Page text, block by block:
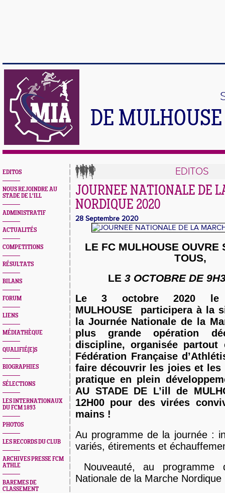
DE
EDITOS
NOUS REJOINDRE AU
STADE DE L'ILL
ADMINISTRATIF
ACTUALITÉS
COMPETITIONS
RÉSULTATS
BILANS
FORUM
LIENS
MÉDIATHÈQUE
QUALIFIÉ(E)S
BIOGRAPHIES
SÉLECTIONS
LES INTERNATIONAUX
DU FCM 1893
PHOTOS
LES RECORDS DU CLUB
ARCHIVES PRESSE FCM
ATHLE
BAREMES DE
CLASSEMENT
EDITOS
JOURNEE NATIONALE DE
NORDIQUE 2020
28 Septembre 2020
LE FC MULHOUSE OUVRE
TOUS,
LE 3 OCTOBRE DE
Le 3 octobre 2020
MULHOUSE participera à la
la Journée Nationale de la
plus grande opération
discipline, organisée partout
Fédération Française
faire découvrir les joies et les
pratique en plein
AU STADE DE L’ill de
12H00 pour des virées
mains !
Au programme de la journée :
variés, étirements et
Nouveauté, au programme
Nationale de la Marche Nordique